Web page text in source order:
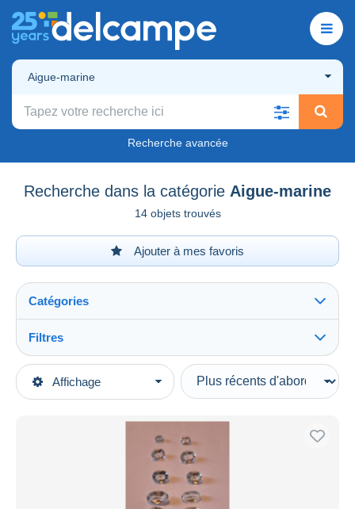
Aigue-marine
Recherche avancée
Recherche dans la catégorie Aigue-marine
14 objets trouvés
Ajouter à mes favoris
Affichage
Catégories
Catégories principales
Filtres
Types de vente
En cours
Enchères avec offres
Enchères sans offres
Maisons de vente